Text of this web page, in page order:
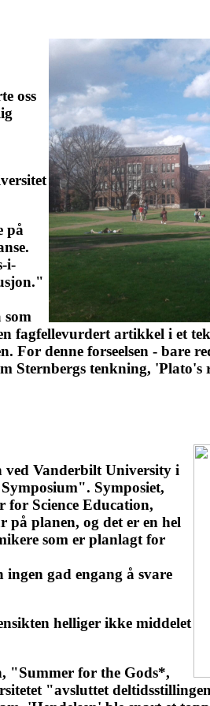
oss
på
i-
fagfellevurdert artikkel i et
For denne forseelsen - bare
Sternbergs tenkning, 'Plato's
ved Vanderbilt University i
Symposiet,
for Science Education,
planen, og det er en hel
som er planlagt for
gad engang å svare
helliger ikke middelet
"Summer for the Gods*,
"avsluttet